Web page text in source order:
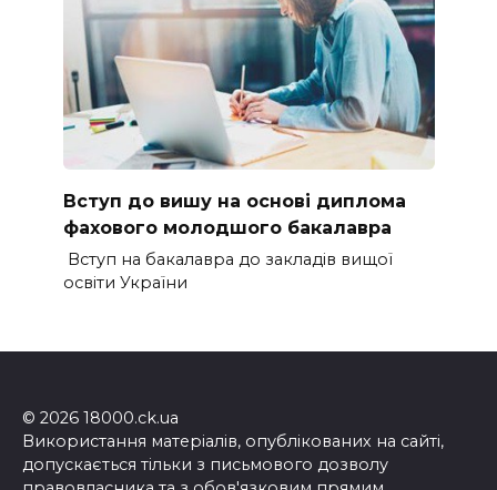
Вступ до вишу на основі диплома
фахового молодшого бакалавра
Вступ на бакалавра до закладів вищої
освіти України
© 2026 18000.ck.ua
Використання матеріалів, опублікованих на сайті,
допускається тільки з письмового дозволу